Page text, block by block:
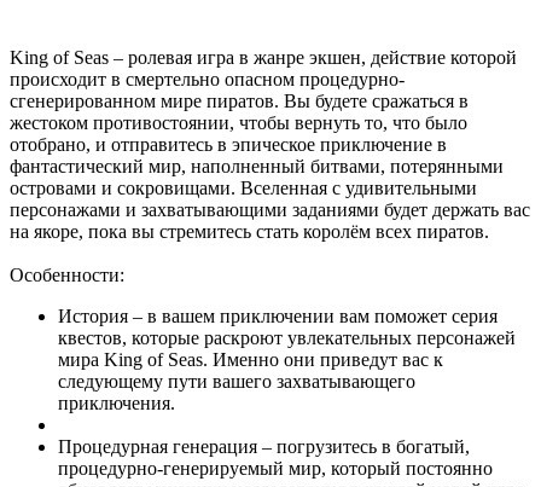
King of Seas – ролевая игра в жанре экшен, действие которой
происходит в смертельно опасном процедурно-
сгенерированном мире пиратов. Вы будете сражаться в
жестоком противостоянии, чтобы вернуть то, что было
отобрано, и отправитесь в эпическое приключение в
фантастический мир, наполненный битвами, потерянными
островами и сокровищами. Вселенная с удивительными
персонажами и захватывающими заданиями будет держать вас
на якоре, пока вы стремитесь стать королём всех пиратов.
Особенности:
История – в вашем приключении вам поможет серия
квестов, которые раскроют увлекательных персонажей
мира King of Seas. Именно они приведут вас к
следующему пути вашего захватывающего
приключения.
Процедурная генерация – погрузитесь в богатый,
процедурно-генерируемый мир, который постоянно